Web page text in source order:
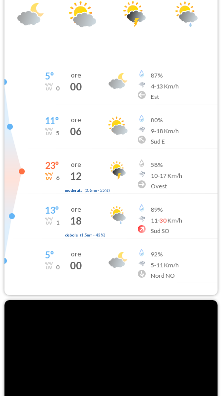
5°
0
ore
00
87%
4-13 Km/h
Est
11°
5
ore
06
80%
9-18Km/h
Sud E
23°
6
ore
12
moderata (3.6mm- 55 %)
58%
10-17Km/h
Ovest
13°
1
ore
18
debole (1.5mm- 43 %)
89%
11-30Km/h
Sud SO
5°
0
ore
00
92%
5-11 Km/h
Nord NO